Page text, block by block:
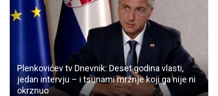
Plenkovićev tv Dnevnik: Deset godina vlasti,
jedan intervju – i tsunami mržnje koji ga nije ni
okrznuo